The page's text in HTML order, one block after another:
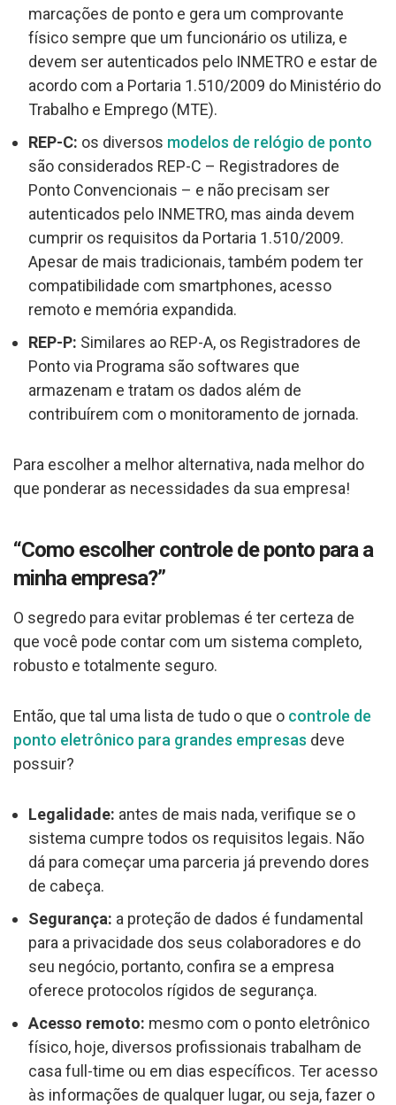
marcações de ponto e gera um comprovante
físico sempre que um funcionário os utiliza, e
devem ser autenticados pelo INMETRO e estar de
acordo com a Portaria 1.510/2009 do Ministério do
Trabalho e Emprego (MTE).
REP-C: os diversos modelos de relógio de ponto
são considerados REP-C – Registradores de
Ponto Convencionais – e não precisam ser
autenticados pelo INMETRO, mas ainda devem
cumprir os requisitos da Portaria 1.510/2009.
Apesar de mais tradicionais, também podem ter
compatibilidade com smartphones, acesso
remoto e memória expandida.
REP-P: Similares ao REP-A, os Registradores de
Ponto via Programa são softwares que
armazenam e tratam os dados além de
contribuírem com o monitoramento de jornada.
Para escolher a melhor alternativa, nada melhor do
que ponderar as necessidades da sua empresa!
“Como escolher controle de ponto para a
minha empresa?”
O segredo para evitar problemas é ter certeza de
que você pode contar com um sistema completo,
robusto e totalmente seguro.
Então, que tal uma lista de tudo o que o controle de
ponto eletrônico para grandes empresas deve
possuir?
Legalidade: antes de mais nada, verifique se o
sistema cumpre todos os requisitos legais. Não
dá para começar uma parceria já prevendo dores
de cabeça.
Segurança: a proteção de dados é fundamental
para a privacidade dos seus colaboradores e do
seu negócio, portanto, confira se a empresa
oferece protocolos rígidos de segurança.
Acesso remoto: mesmo com o ponto eletrônico
físico, hoje, diversos profissionais trabalham de
casa full-time ou em dias específicos. Ter acesso
às informações de qualquer lugar, ou seja, fazer o